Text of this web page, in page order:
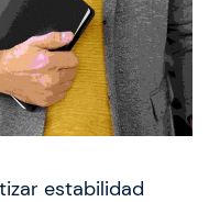
estabilidad